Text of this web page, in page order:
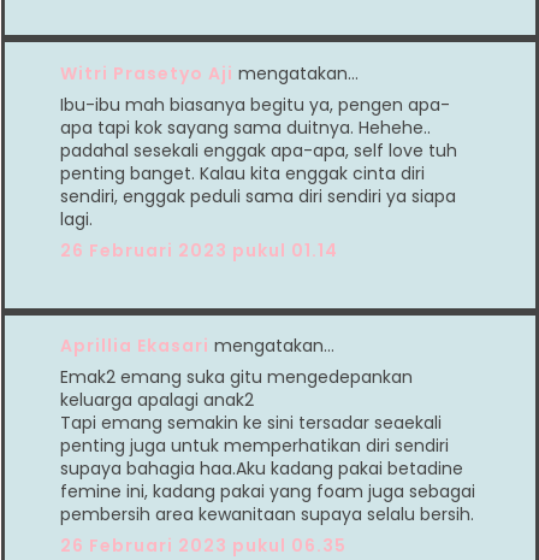
Witri Prasetyo Aji mengatakan…
Ibu-ibu mah biasanya begitu ya, pengen apa-
apa tapi kok sayang sama duitnya. Hehehe..
padahal sesekali enggak apa-apa, self love tuh
penting banget. Kalau kita enggak cinta diri
sendiri, enggak peduli sama diri sendiri ya siapa
lagi.
26 Februari 2023 pukul 01.14
Aprillia Ekasari mengatakan…
Emak2 emang suka gitu mengedepankan
keluarga apalagi anak2
Tapi emang semakin ke sini tersadar seaekali
penting juga untuk memperhatikan diri sendiri
supaya bahagia haa.Aku kadang pakai betadine
femine ini, kadang pakai yang foam juga sebagai
pembersih area kewanitaan supaya selalu bersih.
26 Februari 2023 pukul 06.35